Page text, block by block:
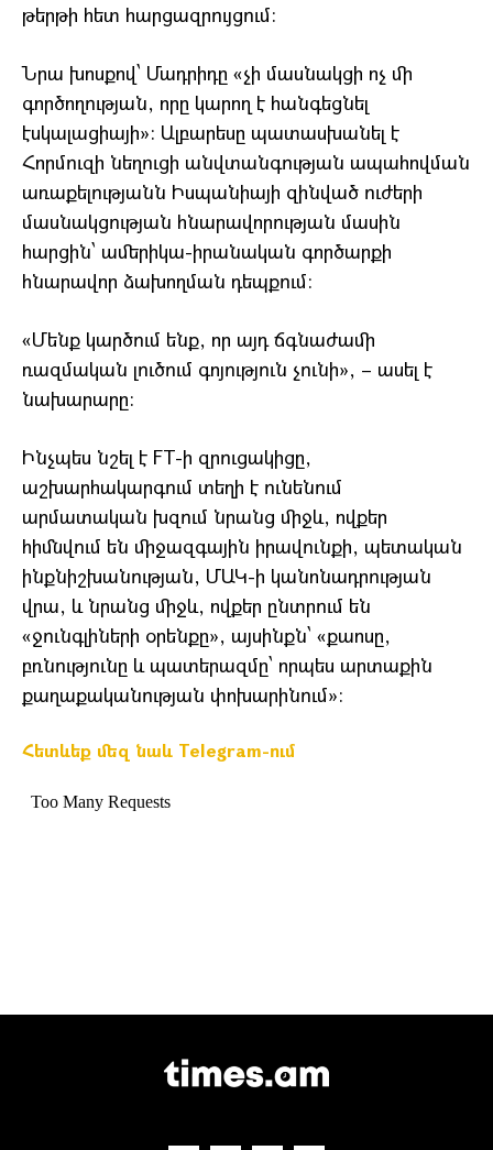
թերթի հետ հարցազրույցում:
Նրա խոսքով՝ Մադրիդը «չի մասնակցի ոչ մի
գործողության, որը կարող է հանգեցնել
էսկալացիայի»: Ալբարեսը պատասխանել է
Հորմուզի նեղուցի անվտանգության ապահովման
առաքելությանն Իսպանիայի զինված ուժերի
մասնակցության հնարավորության մասին
հարցին՝ ամերիկա-իրանական գործարքի
հնարավոր ձախողման դեպքում:
«Մենք կարծում ենք, որ այդ ճգնաժամի
ռազմական լուծում գոյություն չունի», – ասել է
նախարարը:
Ինչպես նշել է FT-ի զրուցակիցը,
աշխարհակարգում տեղի է ունենում
արմատական խզում նրանց միջև, ովքեր
հիմնվում են միջազգային իրավունքի, պետական ​​​​
ինքնիշխանության, ՄԱԿ-ի կանոնադրության
վրա, և նրանց միջև, ովքեր ընտրում են
«ջունգլիների օրենքը», այսինքն՝ «քաոսը,
բռնությունը և պատերազմը՝ որպես արտաքին
քաղաքականության փոխարինում»:
Հետևեք մեզ նաև Telegram-ում